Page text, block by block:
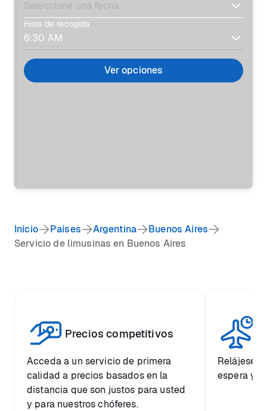
Hora de recogida
Ver opciones
Inicio Países Argentina
Buenos Aires
Servicio de limusinas en Buenos Aires
Precios competitivos
Acceda a un servicio de primera
calidad a precios basados en la
distancia que son justos para usted
y para nuestros chóferes.
Relájese
espera y